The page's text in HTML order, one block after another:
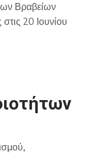
Βραβείων
20 Ιουνίου